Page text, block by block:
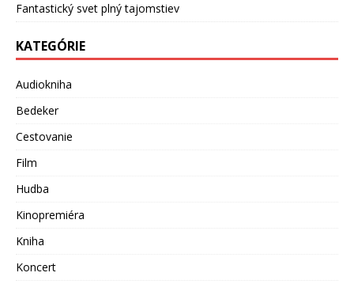
Fantastický svet plný tajomstiev
KATEGÓRIE
Audiokniha
Bedeker
Cestovanie
Film
Hudba
Kinopremiéra
Kniha
Koncert